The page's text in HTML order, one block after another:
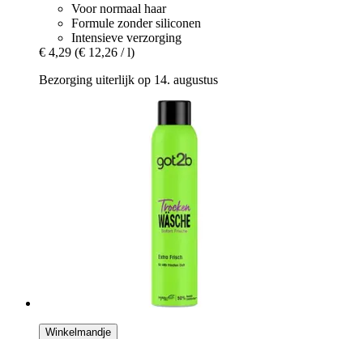
Voor normaal haar
Formule zonder siliconen
Intensieve verzorging
€ 4,29 (€ 12,26 / l)
Bezorging uiterlijk op 14. augustus
Winkelmandje